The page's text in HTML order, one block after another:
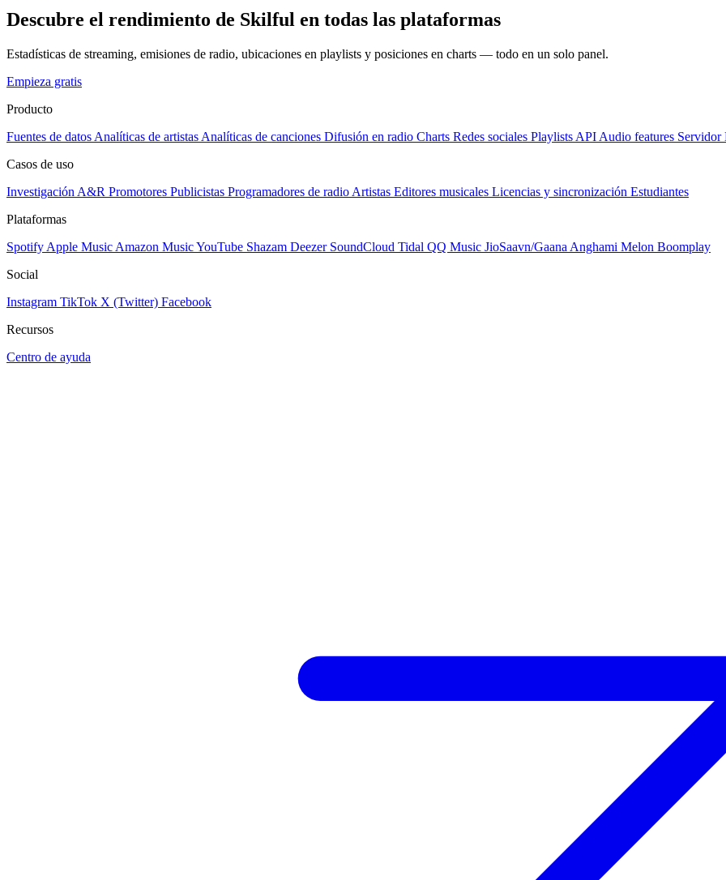
Descubre el rendimiento de Skilful en todas las plataformas
Estadísticas de streaming, emisiones de radio, ubicaciones en playlists y posiciones en charts — todo en un solo panel.
Empieza gratis
Producto
Fuentes de datos Analíticas de artistas Analíticas de canciones Difusión en radio Charts Redes sociales Playlists API Audio features Servidor
Casos de uso
Investigación A&R Promotores Publicistas Programadores de radio Artistas Editores musicales Licencias y sincronización Estudiantes
Plataformas
Spotify Apple Music Amazon MusicYouTube Shazam Deezer SoundCloud Tidal QQ Music JioSaavn/Gaana Anghami Melon Boomplay
Social
Instagram TikTok X (Twitter) Facebook
Recursos
Centro de ayuda